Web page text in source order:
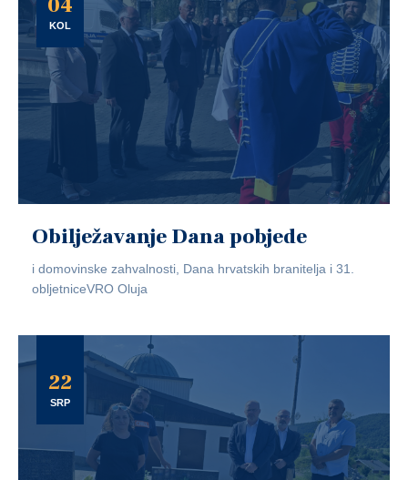
KOL
Obilježavanje Dana pobjede
i domovinske zahvalnosti, Dana hrvatskih branitelja i 31.
obljetniceVRO Oluja
22
SRP